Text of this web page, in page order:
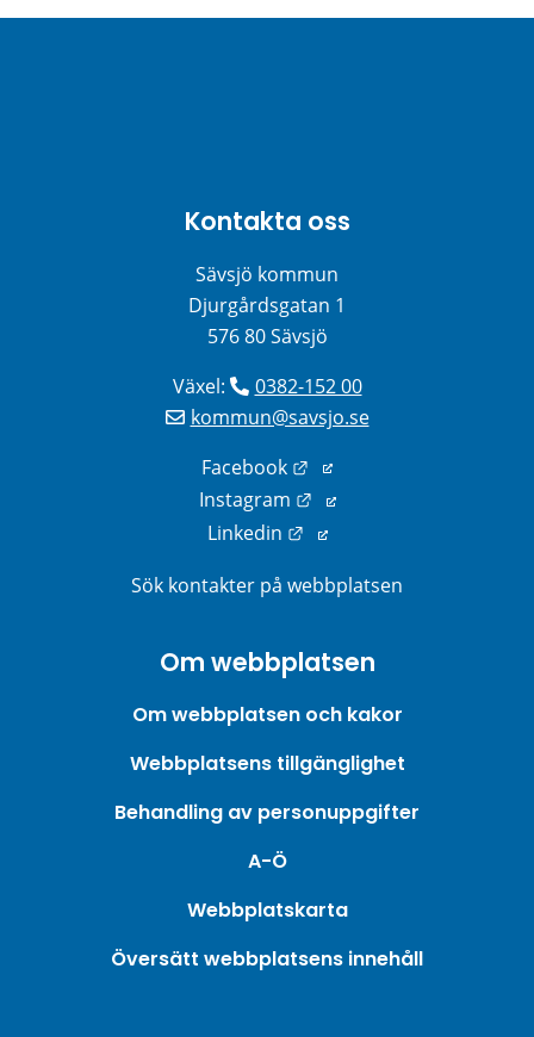
Kontakta oss
Sävsjö kommun
Djurgårdsgatan 1
576 80 Sävsjö
Växel:
0382-152 00
kommun@savsjo.se
Facebook
Länk till annan
Instagram
Länk till annan
Linkedin
Länk till annan webbplats.
Sök kontakter på webbplatsen
Om webbplatsen
Om webbplatsen och kakor
Webbplatsens tillgänglighet
Behandling av personuppgifter
A-Ö
Webbplatskarta
Översätt webbplatsens innehåll